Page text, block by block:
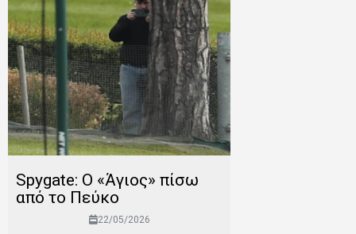
Spygate: Ο «Άγιος» πίσω
από το Πεύκο
22/05/2026